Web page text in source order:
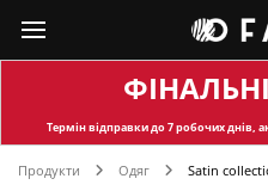
Термін відправкидо 7 робочих днів,
Продукти Одяг Satin